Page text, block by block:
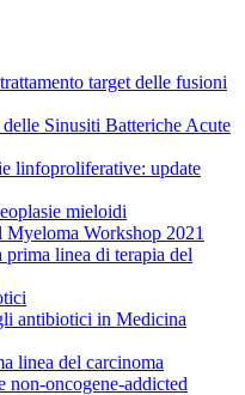
target delle fusioni
Sinusiti Batteriche Acute
linfoproliferative: update
mieloidi
Workshop 2021
linea di terapia del
antibiotici in Medicina
linea del carcinoma
non-oncogene-addicted